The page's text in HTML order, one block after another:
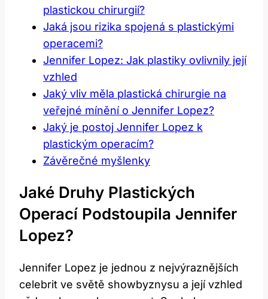
plastickou chirurgií?
Jaká jsou rizika spojená s plastickými
operacemi?
Jennifer Lopez: Jak plastiky ovlivnily její
vzhled
Jaký vliv měla plastická chirurgie na
veřejné mínění o Jennifer Lopez?
Jaký je postoj Jennifer Lopez k
plastickým operacím?
Závěrečné myšlenky
Jaké Druhy Plastických
Operací Podstoupila Jennifer
Lopez?
Jennifer Lopez je jednou z nejvýraznějších
celebrit ve světě showbyznysu a její vzhled